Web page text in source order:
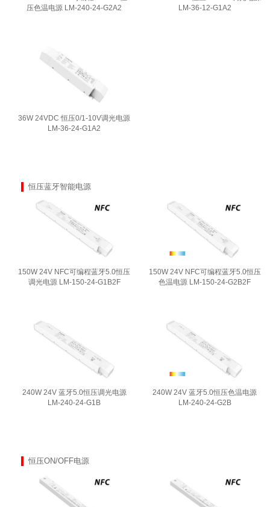
压色温电源 LM-240-24-G2A2
LM-36-12-G1A2
36W 24VDC 恒压0/1-10V调光电源
LM-36-24-G1A2
恒压蓝牙智能电源
150W 24V NFC可编程蓝牙5.0恒压
调光电源 LM-150-24-G1B2F
150W 24V NFC可编程蓝牙5.0恒压
色温电源 LM-150-24-G2B2F
240W 24V 蓝牙5.0恒压调光电源
LM-240-24-G1B
240W 24V 蓝牙5.0恒压色温电源
LM-240-24-G2B
恒压ON/OFF电源